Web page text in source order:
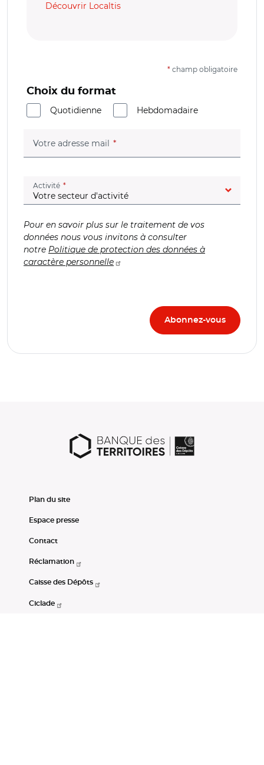
Découvrir Localtis
* champ obligatoire
Choix du format
Quotidienne
Hebdomadaire
Votre adresse mail (champ obligatoire)
Activité (champ obligatoire)
Pour en savoir plus sur le traitement de vos
données nous vous invitons à consulter
notre Politique de protection des données à
caractère personnelle
Plan du site
Espace presse
Contact
Réclamation
Caisse des Dépôts
Ciclade